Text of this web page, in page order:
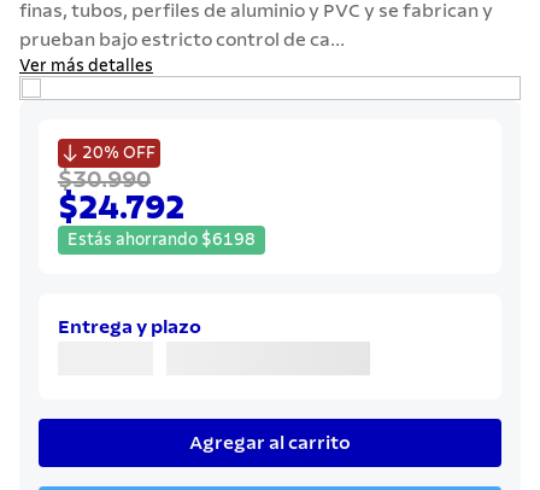
finas, tubos, perfiles de aluminio y PVC y se fabrican y
prueban bajo estricto control de ca...
Ver más detalles
 20% OFF
$30.990
$24.792
Estás ahorrando $6198
Entrega y plazo
Agregar al carrito
6.
grano
442
8.
solar
cuchillo
10. allegra